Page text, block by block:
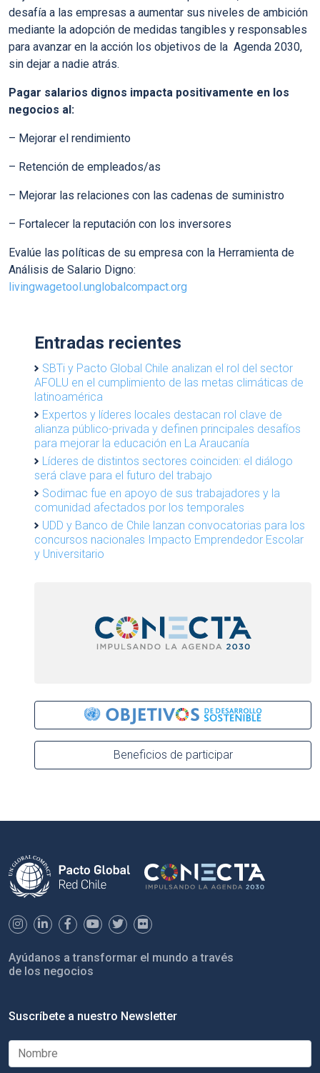
desafía a las empresas a aumentar sus niveles de ambición
mediante la adopción de medidas tangibles y responsables
para avanzar en la acción los objetivos de la Agenda 2030,
sin dejar a nadie atrás.
Pagar salarios dignos impacta positivamente en los
negocios al:
– Mejorar el rendimiento
– Retención de empleados/as
– Mejorar las relaciones con las cadenas de suministro
– Fortalecer la reputación con los inversores
Evalúe las políticas de su empresa con la Herramienta de
Análisis de Salario Digno:
livingwagetool.unglobalcompact.org
Entradas recientes
SBTi y Pacto Global Chile analizan el rol del sector
AFOLU en el cumplimiento de las metas climáticas de
latinoamérica
Expertos y líderes locales destacan rol clave de
alianza público-privada y definen principales desafíos
para mejorar la educación en La Araucanía
Líderes de distintos sectores coinciden: el diálogo
será clave para el futuro del trabajo
Sodimac fue en apoyo de sus trabajadores y la
comunidad afectados por los temporales
UDD y Banco de Chile lanzan convocatorias para los
concursos nacionales Impacto Emprendedor Escolar
y Universitario
Beneficios de participar
Ayúdanos a transformar el mundo a través
de los negocios
Suscríbete a nuestro Newsletter